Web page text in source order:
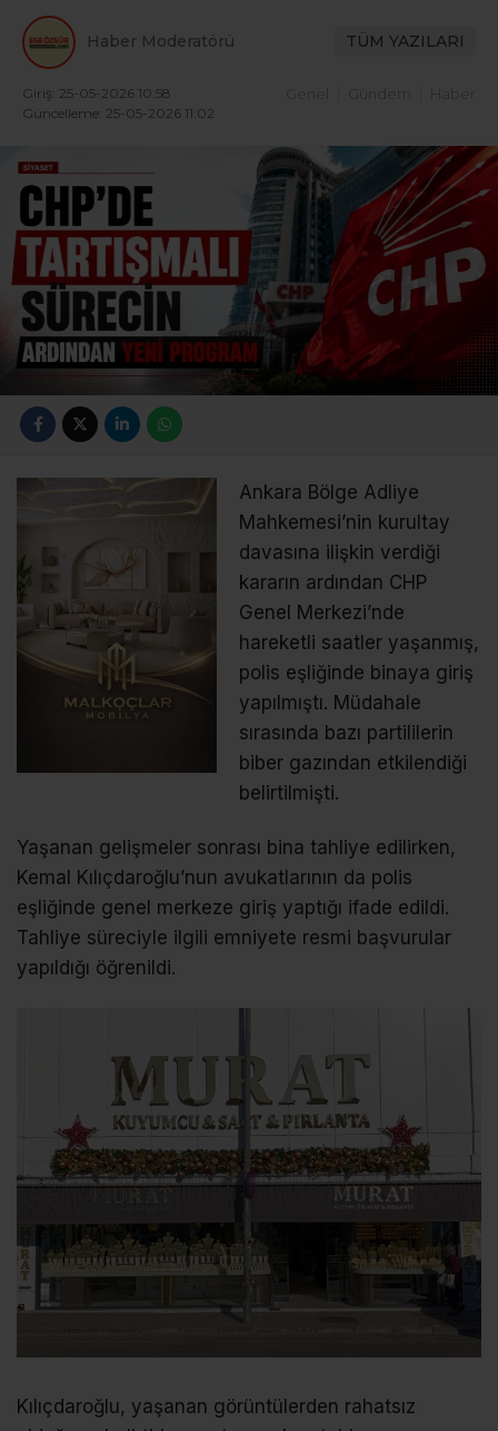
Haber Moderatörü TÜM YAZILARI
Giriş: 25-05-2026 10:58
Güncelleme: 25-05-2026 11:02
Gündem Haber
Ankara Bölge Adliye
Mahkemesi’nin kurultay
davasına ilişkin verdiği
kararın ardından CHP
Genel Merkezi’nde
hareketli saatler yaşanmış,
polis eşliğinde binaya giriş
yapılmıştı. Müdahale
sırasında bazı partililerin
biber gazından etkilendiği
belirtilmişti.
Yaşanan gelişmeler sonrası bina tahliye edilirken,
Kemal Kılıçdaroğlu’nun avukatlarının da polis
eşliğinde genel merkeze giriş yaptığı ifade edildi.
Tahliye süreciyle ilgili emniyete resmi başvurular
yapıldığı öğrenildi.
Kılıçdaroğlu, yaşanan görüntülerden rahatsız